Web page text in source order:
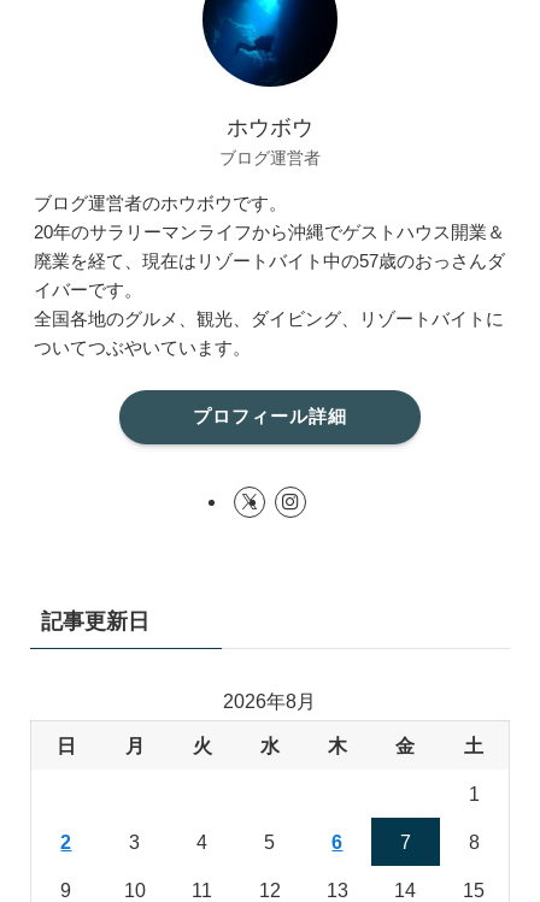
ホウボウ
ブログ運営者
ブログ運営者のホウボウです。
20年のサラリーマンライフから沖縄でゲストハウス開業＆
廃業を経て、現在はリゾートバイト中の57歳のおっさんダ
イバーです。
全国各地のグルメ、観光、ダイビング、リゾートバイトに
ついてつぶやいています。
プロフィール詳細
記事更新日
2026年8月
日 月 火 水 木 金 土
1
2 3 4 5 6 7 8
9 10 11 12 13 14 15